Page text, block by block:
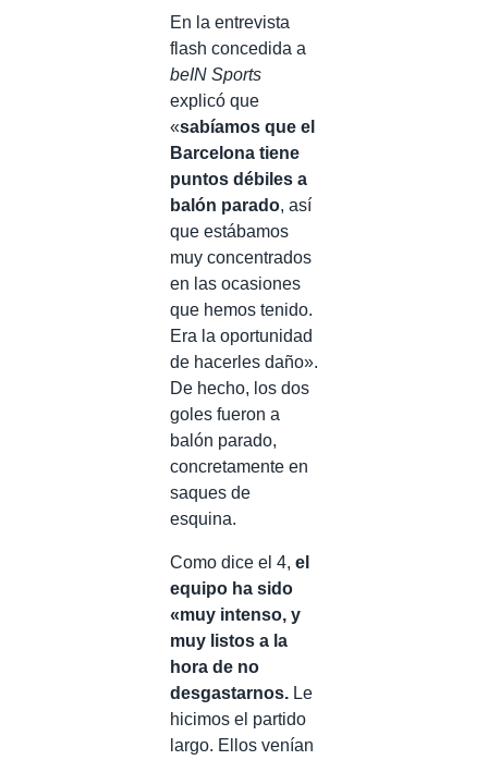
En la entrevista
flash concedida a
beIN Sports
explicó que
«sabíamos que el
Barcelona tiene
puntos débiles a
balón parado, así
que estábamos
muy concentrados
en las ocasiones
que hemos tenido.
Era la oportunidad
de hacerles daño».
De hecho, los dos
goles fueron a
balón parado,
concretamente en
saques de
esquina.
Como dice el 4, el
equipo ha sido
«muy intenso, y
muy listos a la
hora de no
desgastarnos. Le
hicimos el partido
largo. Ellos venían